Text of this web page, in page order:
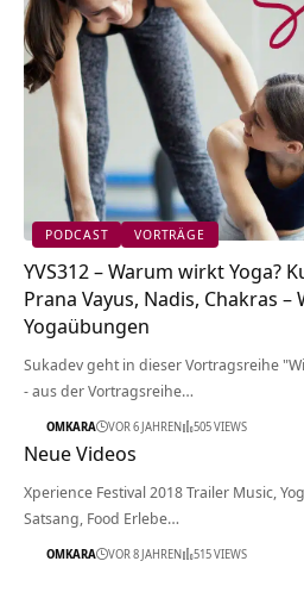
PODCAST VORTRÄGE
YVS312 – Warum wirkt Yoga?
Prana Vayus, Nadis, Chakras
Yogaübungen
Sukadev geht in dieser Vortragsreihe
- aus der Vortragsreihe…
OMKARA VOR 6 JAHREN 505 VIEWS
Neue Videos
Xperience Festival 2018 Trailer Music,
Satsang, Food Erlebe…
OMKARA VOR 8 JAHREN 515 VIEWS